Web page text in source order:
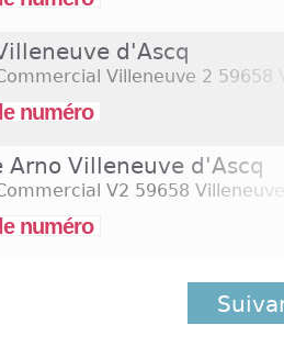
d'Ascq
Villeneuve 2 59658
numéro
Arno Villeneuve d'Ascq
V2 59658
numéro